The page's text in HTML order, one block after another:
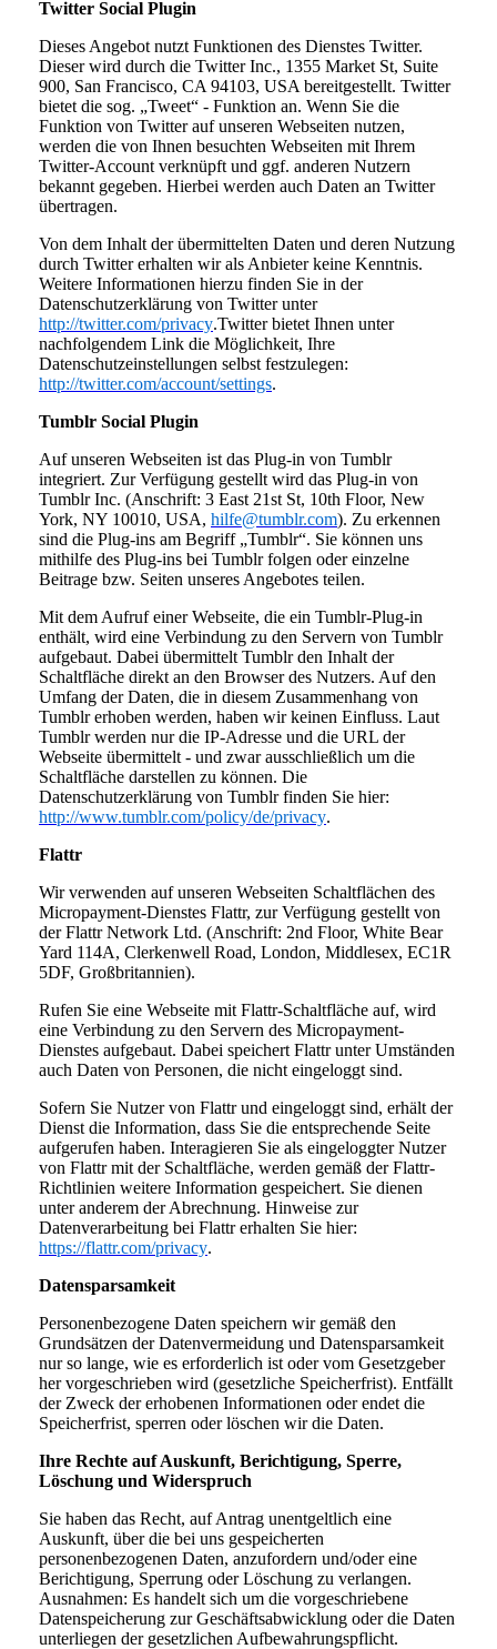
Twitter Social Plugin
Dieses Angebot nutzt Funktionen des Dienstes Twitter.
Dieser wird durch die Twitter Inc., 1355 Market St, Suite
900, San Francisco, CA 94103, USA bereitgestellt. Twitter
bietet die sog. „Tweet“ - Funktion an. Wenn Sie die
Funktion von Twitter auf unseren Webseiten nutzen,
werden die von Ihnen besuchten Webseiten mit Ihrem
Twitter-Account verknüpft und ggf. anderen Nutzern
bekannt gegeben. Hierbei werden auch Daten an Twitter
übertragen.
Von dem Inhalt der übermittelten Daten und deren Nutzung
durch Twitter erhalten wir als Anbieter keine Kenntnis.
Weitere Informationen hierzu finden Sie in der
Datenschutzerklärung von Twitter unter
http://twitter.com/privacy.Twitter bietet Ihnen unter
nachfolgendem Link die Möglichkeit, Ihre
Datenschutzeinstellungen selbst festzulegen:
http://twitter.com/account/settings.
Tumblr Social Plugin
Auf unseren Webseiten ist das Plug-in von Tumblr
integriert. Zur Verfügung gestellt wird das Plug-in von
Tumblr Inc. (Anschrift: 3 East 21st St, 10th Floor, New
York, NY 10010, USA, hilfe@tumblr.com). Zu erkennen
sind die Plug-ins am Begriff „Tumblr“. Sie können uns
mithilfe des Plug-ins bei Tumblr folgen oder einzelne
Beitrage bzw. Seiten unseres Angebotes teilen.
Mit dem Aufruf einer Webseite, die ein Tumblr-Plug-in
enthält, wird eine Verbindung zu den Servern von Tumblr
aufgebaut. Dabei übermittelt Tumblr den Inhalt der
Schaltfläche direkt an den Browser des Nutzers. Auf den
Umfang der Daten, die in diesem Zusammenhang von
Tumblr erhoben werden, haben wir keinen Einfluss. Laut
Tumblr werden nur die IP-Adresse und die URL der
Webseite übermittelt - und zwar ausschließlich um die
Schaltfläche darstellen zu können. Die
Datenschutzerklärung von Tumblr finden Sie hier:
http://www.tumblr.com/policy/de/privacy.
Flattr
Wir verwenden auf unseren Webseiten Schaltflächen des
Micropayment-Dienstes Flattr, zur Verfügung gestellt von
der Flattr Network Ltd. (Anschrift: 2nd Floor, White Bear
Yard 114A, Clerkenwell Road, London, Middlesex, EC1R
5DF, Großbritannien).
Rufen Sie eine Webseite mit Flattr-Schaltfläche auf, wird
eine Verbindung zu den Servern des Micropayment-
Dienstes aufgebaut. Dabei speichert Flattr unter Umständen
auch Daten von Personen, die nicht eingeloggt sind.
Sofern Sie Nutzer von Flattr und eingeloggt sind, erhält der
Dienst die Information, dass Sie die entsprechende Seite
aufgerufen haben. Interagieren Sie als eingeloggter Nutzer
von Flattr mit der Schaltfläche, werden gemäß der Flattr-
Richtlinien weitere Information gespeichert. Sie dienen
unter anderem der Abrechnung. Hinweise zur
Datenverarbeitung bei Flattr erhalten Sie hier:
https://flattr.com/privacy.
Datensparsamkeit
Personenbezogene Daten speichern wir gemäß den
Grundsätzen der Datenvermeidung und Datensparsamkeit
nur so lange, wie es erforderlich ist oder vom Gesetzgeber
her vorgeschrieben wird (gesetzliche Speicherfrist). Entfällt
der Zweck der erhobenen Informationen oder endet die
Speicherfrist, sperren oder löschen wir die Daten.
Ihre Rechte auf Auskunft, Berichtigung, Sperre,
Löschung und Widerspruch
Sie haben das Recht, auf Antrag unentgeltlich eine
Auskunft, über die bei uns gespeicherten
personenbezogenen Daten, anzufordern und/oder eine
Berichtigung, Sperrung oder Löschung zu verlangen.
Ausnahmen: Es handelt sich um die vorgeschriebene
Datenspeicherung zur Geschäftsabwicklung oder die Daten
unterliegen der gesetzlichen Aufbewahrungspflicht.